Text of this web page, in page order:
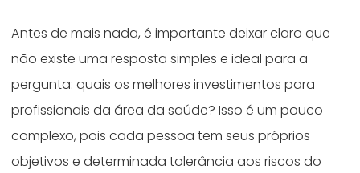
Antes de mais nada, é importante deixar claro que
não existe uma resposta simples e ideal para a
pergunta: quais os melhores investimentos para
profissionais da área da saúde? Isso é um pouco
complexo, pois cada pessoa tem seus próprios
objetivos e determinada tolerância aos riscos do